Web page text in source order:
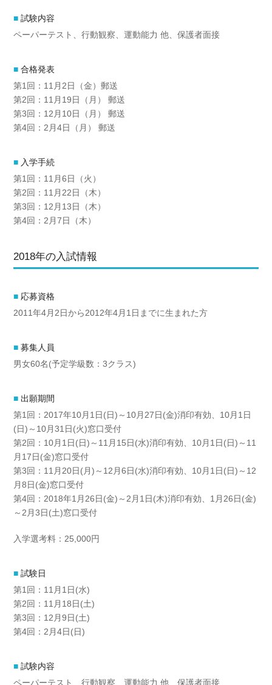
試験内容
ペーパーテスト、行動観察、運動能力 他、保護者面接
合格発表
第1回：11月2日（金）郵送
第2回：11月19日（月） 郵送
第3回：12月10日（月） 郵送
第4回：2月4日（月） 郵送
入学手続
第1回：11月6日（火）
第2回：11月22日（木）
第3回：12月13日（木）
第4回：2月7日（木）
2018年の入試情報
応募資格
2011年4月2日から2012年4月1日までに生まれた方
募集人員
男女60名(予定学級数：3クラス)
出願期間
第1回：2017年10月1日(日)～10月27日(金)消印有効、10月1日
(日)～10月31日(火)窓口受付
第2回：10月1日(日)～11月15日(水)消印有効、10月1日(日)～11
月17日(金)窓口受付
第3回：11月20日(月)～12月6日(水)消印有効、10月1日(日)～12
月8日(金)窓口受付
第4回：2018年1月26日(金)～2月1日(木)消印有効、1月26日(金)
～2月3日(土)窓口受付
入学選考料：25,000円
試験日
第1回：11月1日(水)
第2回：11月18日(土)
第3回：12月9日(土)
第4回：2月4日(日)
試験内容
ペーパーテスト、行動観察、運動能力 他、保護者面接